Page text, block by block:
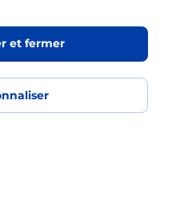
et fermer
mon iPhone
La Poste Mobile